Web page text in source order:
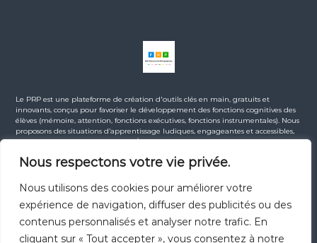
Nous respectons votre vie privée.
Nous utilisons des cookies pour améliorer votre
expérience de navigation, diffuser des publicités ou des
contenus personnalisés et analyser notre trafic. En
cliquant sur « Tout accepter », vous consentez à notre
Le PRP est une plateforme de création d'outils clés en main, gratuits et
innovants, conçus pour favoriser le développement des fonctions cognitives des
élèves (mémoire, attention, fonctions exécutives, fonctions instrumentales). Nous
proposons des situations d’apprentissage ludiques, engageantes et accessibles,
en lien avec les programmes de l’Éducation Nationale. La majorité des
sont proposées à la vente dans la boutique, afin de soutenir l’indépendance du
enseignants du 1er et du 2nd degré, ainsi qu’à l’ensemble des professionnels de
l’éducation. Les contenus sont protégés par le droit d’auteur : ils sont utilisables
librement dans un cadre pédagogique, à condition de citer la source. Toute
utilisation commerciale est strictement interdite.